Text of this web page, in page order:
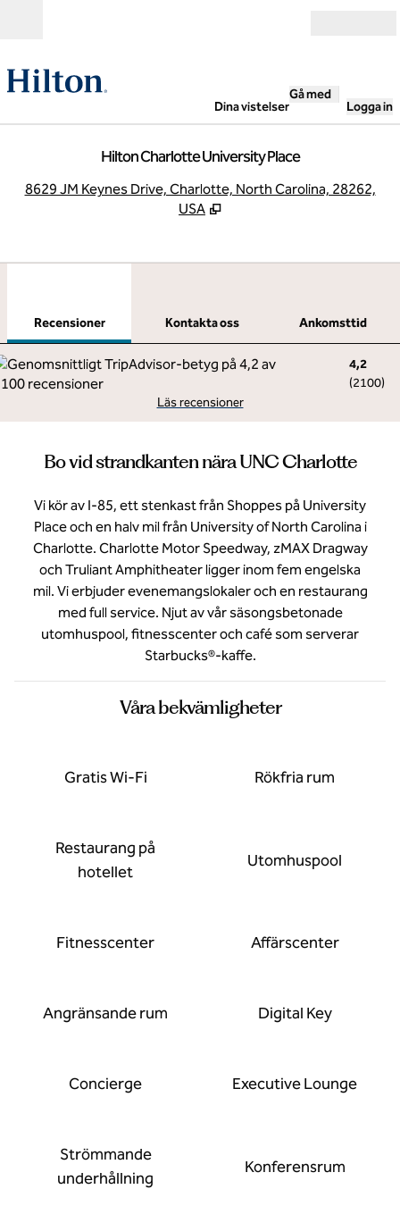
Dina vistelser
Gå med
Logga in
Hilton Charlotte University Place
8629 JM Keynes Drive, Charlotte, North Carolina, 28262,
USA
Recensioner Kontakta oss
Ankomsttid
4,2
(2100)
Läs recensioner
Bo vid strandkanten nära UNC Charlotte
Vi kör av I-85, ett stenkast från Shoppes på University
Place och en halv mil från University of North Carolina i
Charlotte. Charlotte Motor Speedway, zMAX Dragway
och Truliant Amphitheater ligger inom fem engelska
mil. Vi erbjuder evenemangslokaler och en restaurang
med full service. Njut av vår säsongsbetonade
utomhuspool, fitnesscenter och café som serverar
Starbucks®-kaffe.
Våra bekvämligheter
Gratis Wi-Fi Rökfria rum
Restaurang på
hotellet
Utomhuspool
Fitnesscenter Affärscenter
Angränsande rum Digital Key
Concierge Executive Lounge
Strömmande
underhållning
Konferensrum